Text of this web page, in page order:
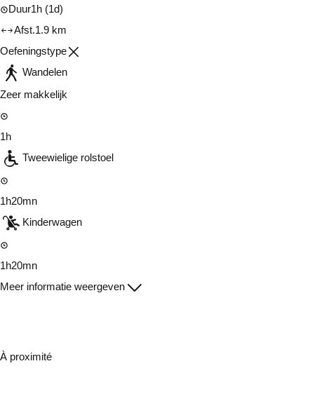
Duur1h (1d)
Afst.1.9 km
Oefeningstype
Wandelen
Zeer makkelijk
1h
Tweewielige rolstoel
1h20mn
Kinderwagen
1h20mn
Meer informatie weergeven
À proximité